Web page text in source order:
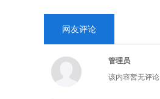
网友评论
管理员
该内容暂无评论